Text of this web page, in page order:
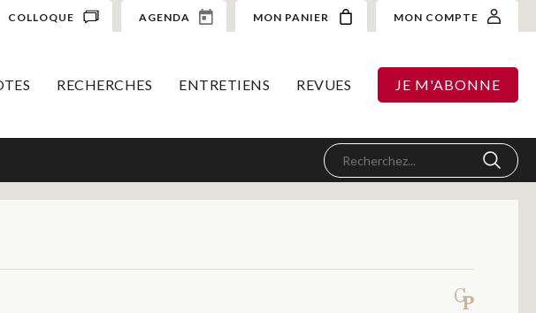
COLLOQUE AGENDA MON PANIER MON COMPTE
RECHERCHES ENTRETIENS REVUES JE M'ABONNE